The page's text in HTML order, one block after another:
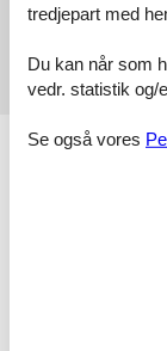
Generel:
überlaufen.Auch
wieder.
tredjepart med
Du kan når som
vedr. statistik og/
Se også vores